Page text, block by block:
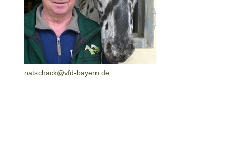
natschack@vfd-bayern.de